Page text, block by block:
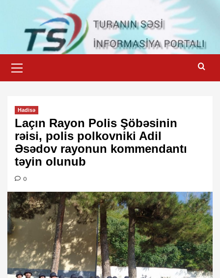
content
Menu
Hadisə
Laçın Rayon Polis Şöbəsinin
rəisi, polis polkovniki Adil
Əsədov rayonun kommendantı
təyin olunub
0